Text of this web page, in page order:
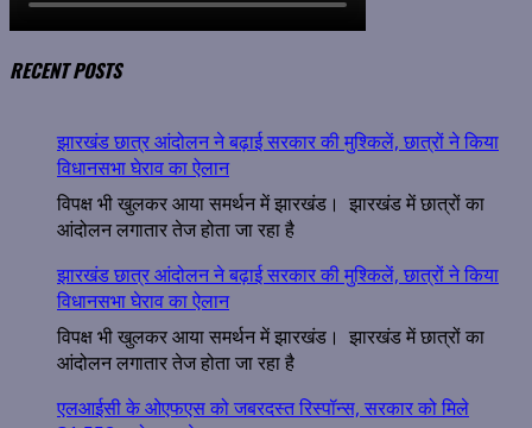
RECENT POSTS
झारखंड छात्र आंदोलन ने बढ़ाई सरकार की मुश्किलें, छात्रों ने किया
विधानसभा घेराव का ऐलान
विपक्ष भी खुलकर आया समर्थन में झारखंड। झारखंड में छात्रों का
आंदोलन लगातार तेज होता जा रहा है
झारखंड छात्र आंदोलन ने बढ़ाई सरकार की मुश्किलें, छात्रों ने किया
विधानसभा घेराव का ऐलान
विपक्ष भी खुलकर आया समर्थन में झारखंड। झारखंड में छात्रों का
आंदोलन लगातार तेज होता जा रहा है
एलआईसी के ओएफएस को जबरदस्त रिस्पॉन्स, सरकार को मिले